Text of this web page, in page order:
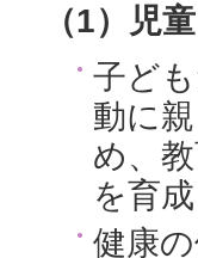
（1）児
子ど
動に
め、
を育成
健康